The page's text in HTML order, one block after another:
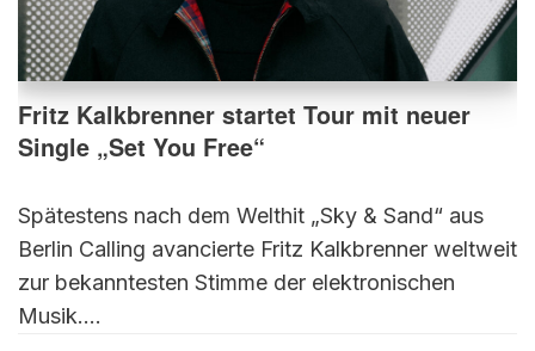
Fritz Kalkbrenner startet Tour mit neuer
Single „Set You Free“
Spätestens nach dem Welthit „Sky & Sand“ aus
Berlin Calling avancierte Fritz Kalkbrenner weltweit
zur bekanntesten Stimme der elektronischen
Musik.…